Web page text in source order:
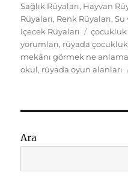
Sağlık Rüyaları, Hayvan
Rüyaları, Renk Rüyaları,Su
İçecek Rüyaları
Etiketler
çocukluk
yorumları, rüyada
mekânı görmek ne
okul, rüyada oyun alanları
Ara